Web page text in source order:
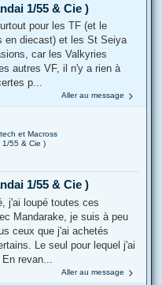
1/55 & Cie )
pour les TF (et le
en diecast) et les St Seiya
car les Valkyries
autres VF, il n'y a rien à
p...
Aller au message
et Macross
1/55 & Cie )
1/55 & Cie )
j'ai loupé toutes ces
Mandarake, je suis à peu
ceux que j'ai achetés
Le seul pour lequel j'ai
revan...
Aller au message